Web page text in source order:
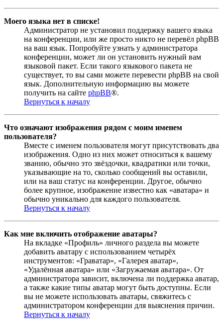
Моего языка нет в списке!
Администратор не установил поддержку вашего языка
на конференции, или же просто никто не перевёл phpBB
на ваш язык. Попробуйте узнать у администратора
конференции, может ли он установить нужный вам
языковой пакет. Если такого языкового пакета не
существует, то вы сами можете перевести phpBB на свой
язык. Дополнительную информацию вы можете
получить на сайте phpBB®.
Вернуться к началу
Что означают изображения рядом с моим именем
пользователя?
Вместе с именем пользователя могут присутствовать два
изображения. Одно из них может относиться к вашему
званию, обычно это звёздочки, квадратики или точки,
указывающие на то, сколько сообщений вы оставили,
или на ваш статус на конференции. Другое, обычно
более крупное, изображение известно как «аватара» и
обычно уникально для каждого пользователя.
Вернуться к началу
Как мне включить отображение аватары?
На вкладке «Профиль» личного раздела вы можете
добавить аватару с использованием четырёх
инструментов: «Граватар», «Галерея аватар»,
«Удалённая аватара» или «Загружаемая аватара». От
администратора зависит, включена ли поддержка аватар,
а также какие типы аватар могут быть доступны. Если
вы не можете использовать аватары, свяжитесь с
администратором конференции для выяснения причин.
Вернуться к началу